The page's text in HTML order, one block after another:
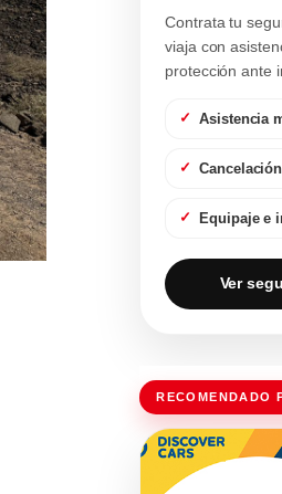
Contrata tu
viaja con
protección ante
Asistencia
Equipaje e
Ver
RECOMENDADO